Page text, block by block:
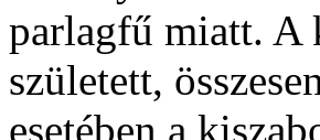
parlagfű miatt. A
született,
esetében a